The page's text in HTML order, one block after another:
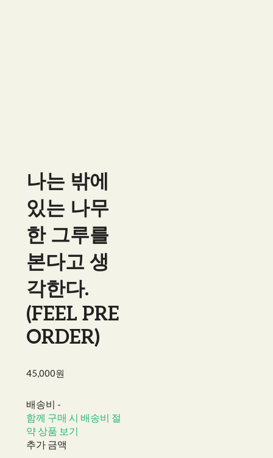
나는 밖에
있는 나무
한 그루를
본다고 생
각한다.
(FEEL PRE
ORDER)
45,000원
배송비 -
함께 구매 시 배송비 절
약 상품 보기
추가 금액